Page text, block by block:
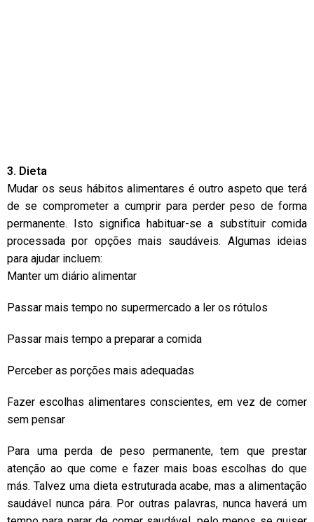
3. Dieta
Mudar os seus hábitos alimentares é outro aspeto que terá
de se comprometer a cumprir para perder peso de forma
permanente. Isto significa habituar-se a substituir comida
processada por opções mais saudáveis. Algumas ideias
para ajudar incluem:
Manter um diário alimentar
Passar mais tempo no supermercado a ler os rótulos
Passar mais tempo a preparar a comida
Perceber as porções mais adequadas
Fazer escolhas alimentares conscientes, em vez de comer
sem pensar
Para uma perda de peso permanente, tem que prestar
atenção ao que come e fazer mais boas escolhas do que
más. Talvez uma dieta estruturada acabe, mas a alimentação
saudável nunca pára. Por outras palavras, nunca haverá um